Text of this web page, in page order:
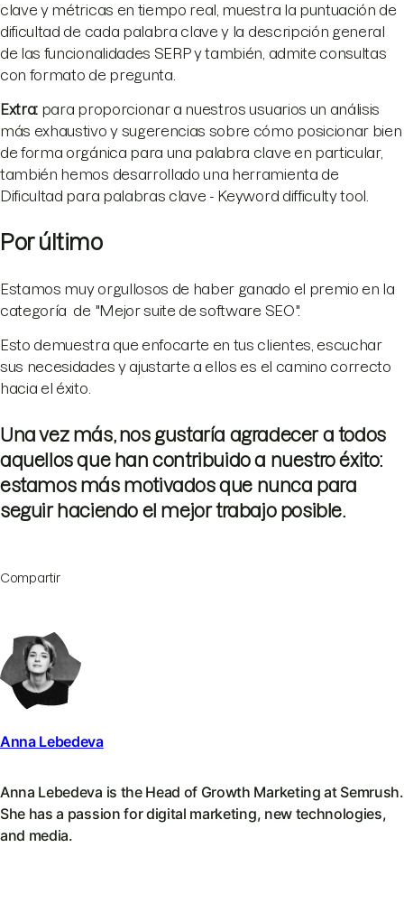
clave y métricas en tiempo real, muestra la puntuación de
dificultad de cada palabra clave y la descripción general
de las funcionalidades SERP y también, admite consultas
con formato de pregunta.
Extra: para proporcionar a nuestros usuarios un análisis
más exhaustivo y sugerencias sobre cómo posicionar bien
de forma orgánica para una palabra clave en particular,
también hemos desarrollado una herramienta de
Dificultad para palabras clave - Keyword difficulty tool.
Por último
Estamos muy orgullosos de haber ganado el premio en la
categoría de "Mejor suite de software SEO".
Esto demuestra que enfocarte en tus clientes, escuchar
sus necesidades y ajustarte a ellos es el camino correcto
hacia el éxito.
Una vez más, nos gustaría agradecer a todos
aquellos que han contribuido a nuestro éxito:
estamos más motivados que nunca para
seguir haciendo el mejor trabajo posible.
Compartir
Anna Lebedeva
Anna Lebedeva is the Head of Growth Marketing at Semrush.
She has a passion for digital marketing, new technologies,
and media.